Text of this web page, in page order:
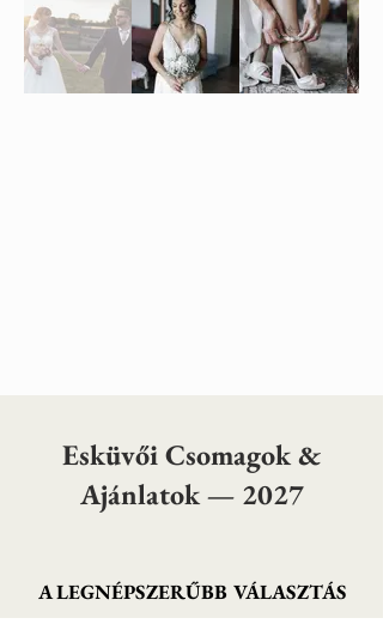
Esküvői Csomagok &
Ajánlatok — 2027
A LEGNÉPSZERŰBB VÁLASZTÁS